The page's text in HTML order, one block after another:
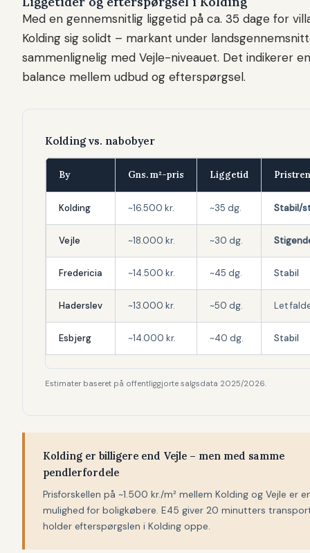
Med en gennemsnitlig liggetid på ca. 35 dage for
Kolding sig solidt – markant under
sammenlignelig med Vejle-niveauet. Det indikerer
balance mellem udbud og efterspørgsel.
Kolding vs. nabobyer
By Gns. m²-pris Liggetid
Kolding ~16.500 kr. ~35 dg. Stabil/
Vejle ~18.000 kr. ~30 dg.
Fredericia ~14.500 kr. ~45 dg. Stabil
Haderslev ~13.000 kr. ~50 dg. Let
Esbjerg ~14.000 kr. ~40 dg. Stabil
Estimater baseret på offentliggjorte salgsdata 2025/2026.
Kolding er billigere end Vejle – men med samme
pendlerfordele
Prisforskellen på ~1.500 kr./m² mellem Kolding og Vejle er
mulighed for boligkøbere. E45 giver 20 minutters
holder efterspørgslen i Kolding oppe.